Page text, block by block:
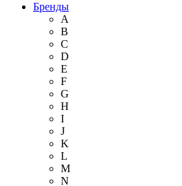
Бренды
A
B
C
D
E
F
G
H
I
J
K
L
M
N